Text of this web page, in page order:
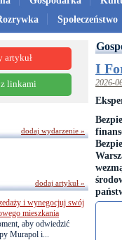
Społeczeństwo
I
2026-
artykuł
linkami
dodaj wydarzenie »
i wynegocjuj swój
mieszkania
aby odwiedzić
Murapol i...
dodaj artykuł »